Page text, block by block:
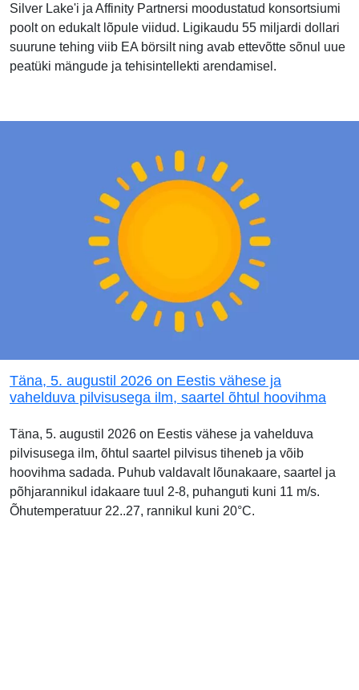
Silver Lake'i ja Affinity Partnersi moodustatud konsortsiumi
poolt on edukalt lõpule viidud. Ligikaudu 55 miljardi dollari
suurune tehing viib EA börsilt ning avab ettevõtte sõnul uue
peatüki mängude ja tehisintellekti arendamisel.
Täna, 5. augustil 2026 on Eestis vähese ja
vahelduva pilvisusega ilm, saartel õhtul hoovihma
Täna, 5. augustil 2026 on Eestis vähese ja vahelduva
pilvisusega ilm, õhtul saartel pilvisus tiheneb ja võib
hoovihma sadada. Puhub valdavalt lõunakaare, saartel ja
põhjarannikul idakaare tuul 2-8, puhanguti kuni 11 m/s.
Õhutemperatuur 22..27, rannikul kuni 20°C.